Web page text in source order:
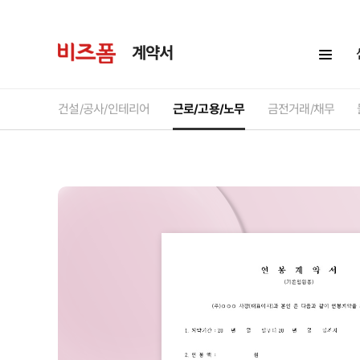
계약서
건설/공사/인테리어 근로/고용/노무 금전거래/채무